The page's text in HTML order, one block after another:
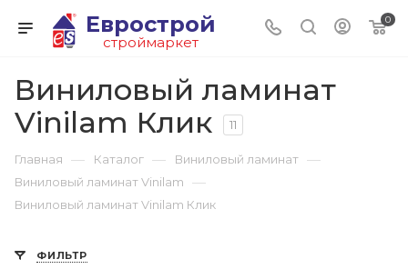
Еврострой
строймаркет
0
Виниловый ламинат
Vinilam Клик
11
Главная — Каталог — Виниловый ламинат —
Виниловый ламинат Vinilam —
Виниловый ламинат Vinilam Клик
ФИЛЬТР